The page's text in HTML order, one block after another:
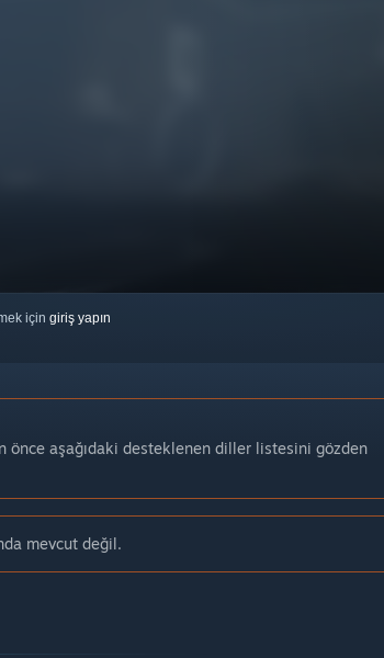
için giriş yapın
aşağıdaki desteklenen diller listesini gözden
mevcut değil.